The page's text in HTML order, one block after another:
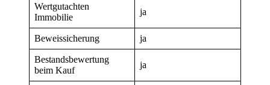
Wertgutachten
Immobilie
ja
Beweissicherung ja
Bestandsbewertung
beim Kauf
ja